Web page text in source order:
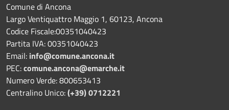
Comune di Ancona
Largo Ventiquattro Maggio 1, 60123, Ancona
Codice Fiscale:00351040423
Partita IVA: 00351040423
Email: info@comune.ancona.it
PEC:comune.ancona@emarche.it
Numero Verde: 800653413
Centralino Unico:(+39) 0712221